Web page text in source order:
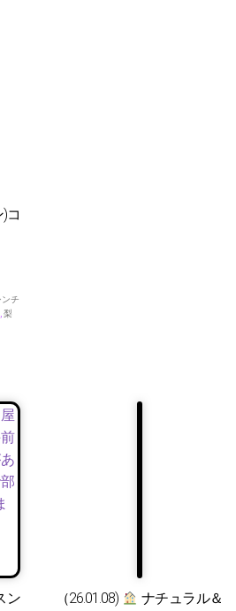
コ
ンチ
,梨
ン
（26.01.08)
ナチュラル＆